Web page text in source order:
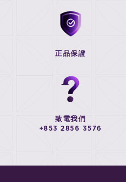
正品保證
致電我們
+853 2856 3576